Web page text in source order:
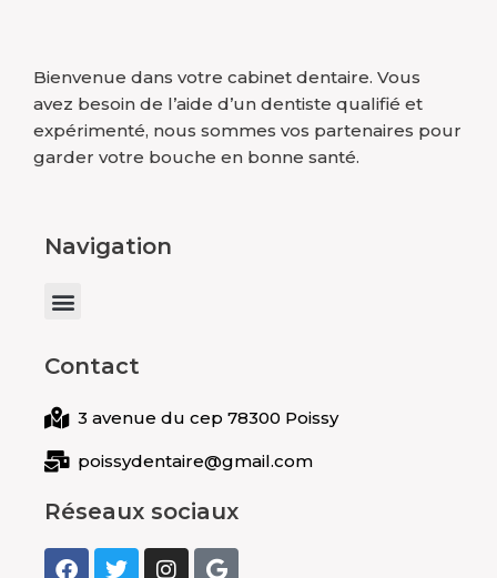
Bienvenue dans votre cabinet dentaire. Vous
avez besoin de l’aide d’un dentiste qualifié et
expérimenté, nous sommes vos partenaires pour
garder votre bouche en bonne santé.
Navigation
Menu
Contact
3 avenue du cep 78300 Poissy
poissydentaire@gmail.com
Réseaux sociaux
F T I G